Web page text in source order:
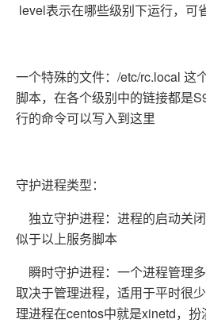
level表示在哪些级别下运行，可
一个特殊的文件：/etc/rc.local 这
脚本，在各个级别中的链接都是
行的命令可以写入到这里
守护进程类型：
独立守护进程：进程的启动关
似于以上服务脚本
瞬时守护进程：一个进程管理
取决于管理进程，适用于平时很
理进程在centos中就是xinetd，